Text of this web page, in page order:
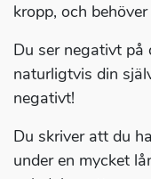
kropp, och
Du ser negativt på
naturligtvis din
negativt!
Du skriver att du
under en mycket